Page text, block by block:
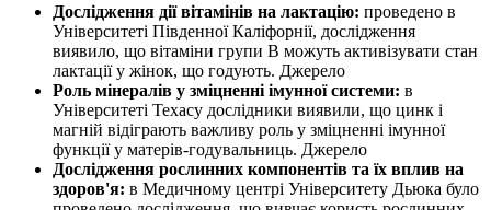
Дослідження дії вітамінів на лактацію: проведено в
Університеті Південної Каліфорнії, дослідження
виявило, що вітаміни групи B можуть активізувати стан
лактації у жінок, що годують. Джерело
Роль мінералів у зміцненні імунної системи: в
Університеті Техасу дослідники виявили, що цинк і
магній відіграють важливу роль у зміцненні імунної
функції у матерів-годувальниць. Джерело
Дослідження рослинних компонентів та їх вплив на
здоров'я: в Медичному центрі Університету Дьюка було